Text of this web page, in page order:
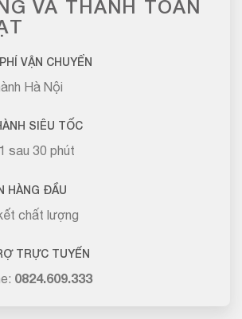
VÀ THANH TOÁN
VẬN CHUYỂN
Hà Nội
SIÊU TỐC
sau 30 phút
HÀNG ĐẦU
chất lượng
TRỰC TUYẾN
0824.609.333